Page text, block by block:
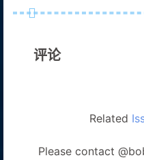
评论
Related
Please contact